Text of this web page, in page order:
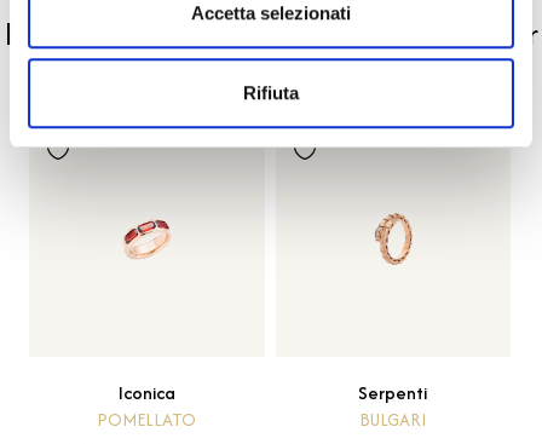
Accetta selezionati
Rifiuta
La nostra selezione di prodotti scelti per
te
Iconica
POMELLATO
Serpenti
BULGARI